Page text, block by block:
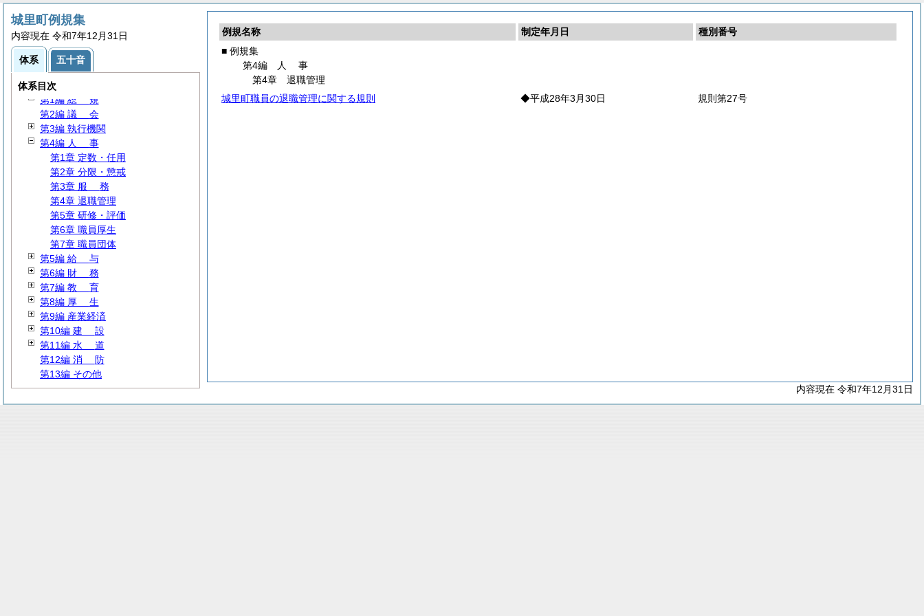
例規名称 制定年月日
種別番号
■ 例規集
第4編
人事
第4章 退職管理
城里町職員の退職管理に関する規則
◆平成28年3月30日 規則第27号
内容現在 令和7年12月31日
城里町例規集
内容現在 令和7年12月31日
体系 五十音
体系目次
例規集
第1編 総 規
第2編 議 会
第3編 執行機関
第4編 人 事
第1章 定数・任用
第2章 分限・懲戒
第3章 服 務
第4章 退職管理
第5章 研修・評価
第6章 職員厚生
第7章 職員団体
第5編 給 与
第6編 財 務
第7編 教 育
第8編 厚 生
第9編 産業経済
第10編 建 設
第11編 水 道
第12編 消 防
第13編 その他